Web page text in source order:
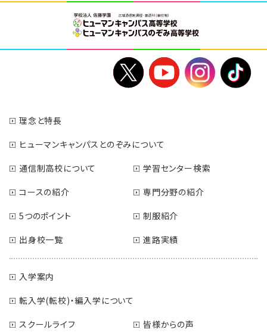
理念と特長
ヒューマンキャンパスとのぞみについて
通信制高校について
学習センター検索
コースの紹介
専門分野の紹介
5つのポイント
制服紹介
出身校一覧
進路実績
入学案内
転入学(転校)・編入学について
スクールライフ
皆様からの声